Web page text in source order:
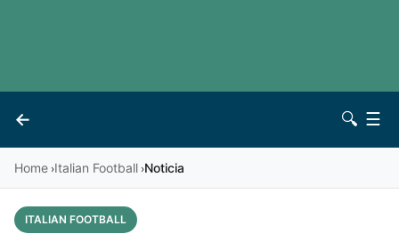
Archivo
←
Vives 🔍 ☰
Home ›Italian Football ›Noticia
ITALIAN FOOTBALL